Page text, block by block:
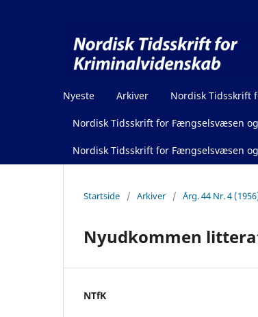
Nyeste Arkiver Nordisk Tidsskrift
Nordisk Tidsskrift for Fængselsvæsen
Nordisk Tidsskrift for Fængselsvæsen
Startside / Arkiver / Årg. 44 Nr. 4
Nyudkommen
NTfK